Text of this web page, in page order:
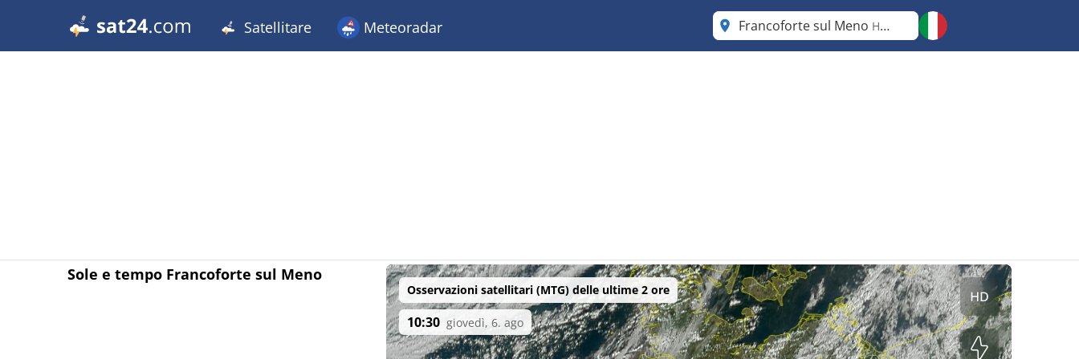
Satellitare Meteoradar Francoforte sul Meno Hesse
Sole e tempo Francoforte sul Meno
Osservazioni satellitari (MTG) delle ultime 2 ore
10:30 giovedì, 6. ago